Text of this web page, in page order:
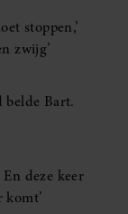
stoppen,’
zwijg’
belde Bart.
deze keer